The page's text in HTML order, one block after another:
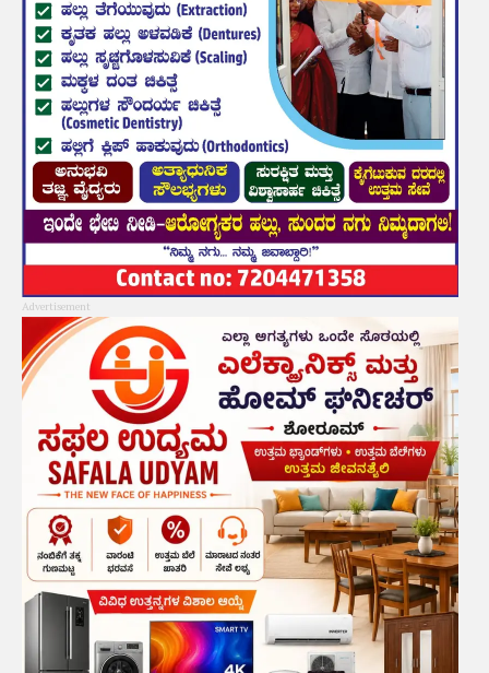
Advertisement